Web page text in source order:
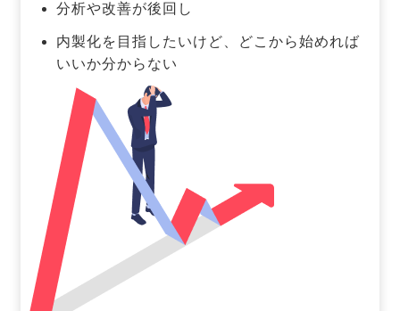
分析や改善が後回し
内製化を目指したいけど、どこから始めれば
いいか分からない